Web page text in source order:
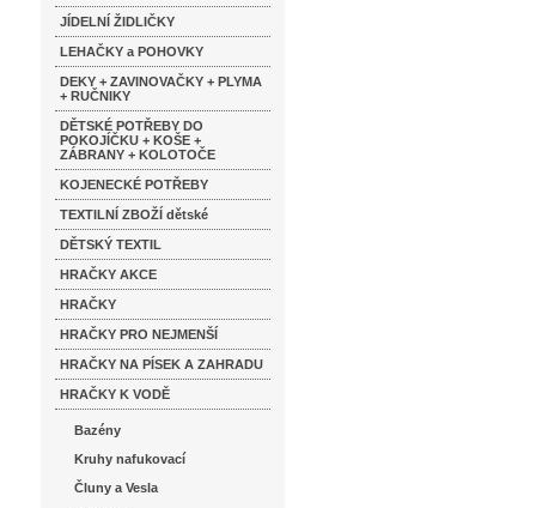
JÍDELNÍ ŽIDLIČKY
LEHAČKY a POHOVKY
DEKY + ZAVINOVAČKY + PLYMA
+ RUČNIKY
DĚTSKÉ POTŘEBY DO
POKOJÍČKU + KOŠE +
ZÁBRANY + KOLOTOČE
KOJENECKÉ POTŘEBY
TEXTILNÍ ZBOŽÍ dětské
DĚTSKÝ TEXTIL
HRAČKY AKCE
HRAČKY
HRAČKY PRO NEJMENŠÍ
HRAČKY NA PÍSEK A ZAHRADU
HRAČKY K VODĚ
Bazény
Kruhy nafukovací
Čluny a Vesla